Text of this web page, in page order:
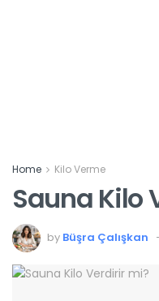
Home Kilo Verme
Sauna Kilo
by Büşra Çalışkan